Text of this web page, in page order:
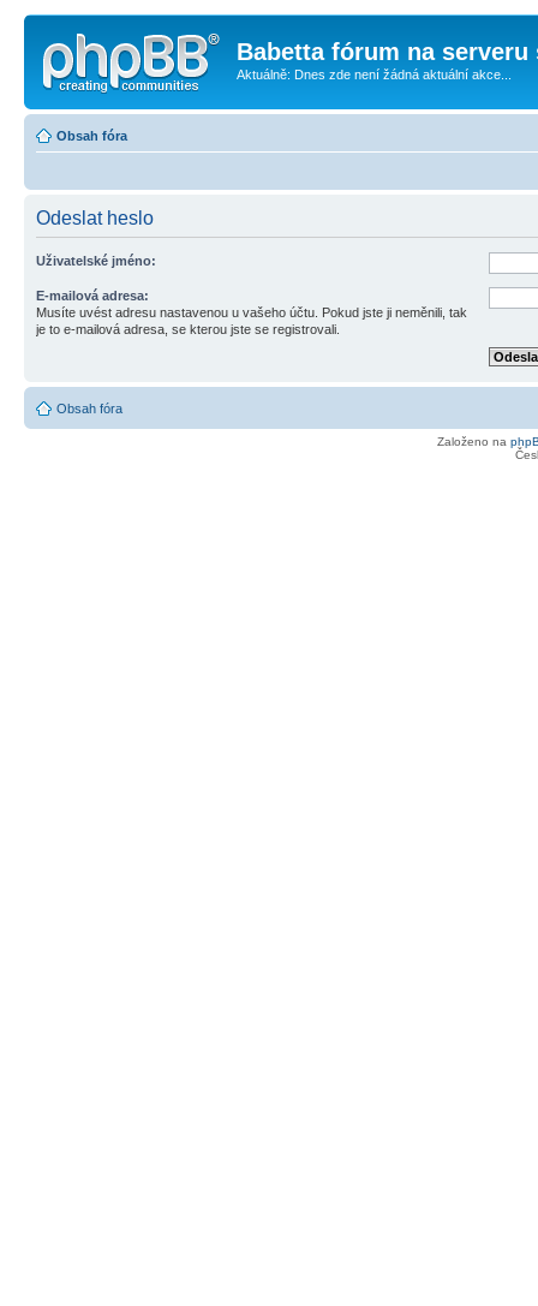
Babetta fórum na serveru
Aktuálně: Dnes zde není žádná aktuální akce...
Obsah fóra
Odeslat heslo
Uživatelské jméno:
E-mailová adresa:
Musíte uvést adresu nastavenou u vašeho účtu. Pokud jste ji neměnili, tak
je to e-mailová adresa, se kterou jste se registrovali.
Obsah fóra
Založeno na